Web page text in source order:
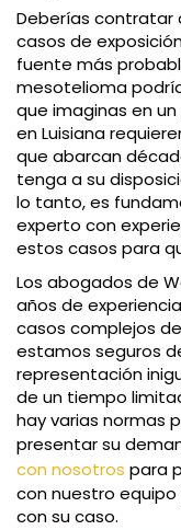
Deberías contratar
casos de
fuente más
mesotelioma
que imaginas en
en Luisiana
que abarcan
tenga a su
lo tanto, es
experto con
estos casos para
Los abogados de
años de
casos complejos
estamos seguros
representación
de un tiempo
hay varias normas
presentar su
con nosotros para
con nuestro
con su caso.